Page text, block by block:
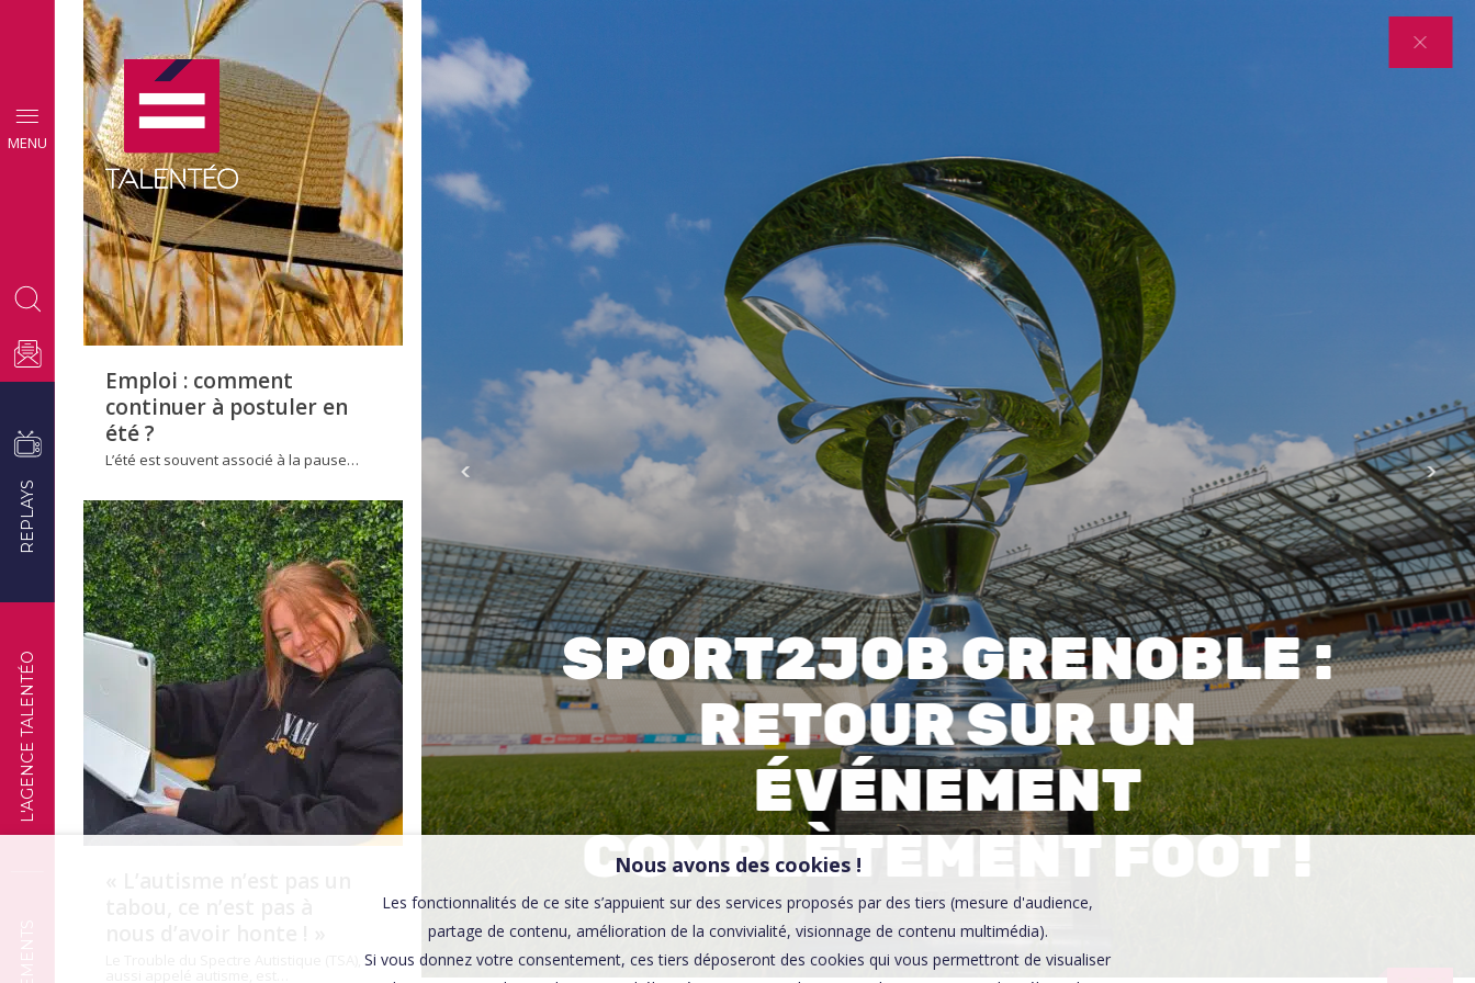
MENU
L'AGENCE TALENTÉO
REPLAYS
CONSEILS
EMPLOI
Emploi : comment
continuer à postuler en
été ?
L’été est souvent associé à la pause…
TÉMOIGNAGES
SPORT2JOB GRENOBLE :
RETOUR SUR UN
ÉVÉNEMENT
COMPLÈTEMENT FOOT !
Affaires sensibles
Nous avons des cookies !
Les fonctionnalités de ce site s’appuient sur des services proposés par des tiers (mesure d'audience,
partage de contenu, amélioration de la convivialité, visionnage de contenu multimédia).
Si vous donnez votre consentement, ces tiers déposeront des cookies qui vous permettront de visualiser